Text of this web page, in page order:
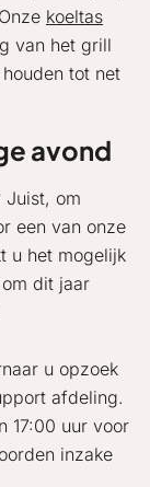
koeltas
van het grill
tot net
avond
Juist, om
een van onze
u het mogelijk
dit jaar
u opzoek
afdeling.
17:00 uur voor
inzake